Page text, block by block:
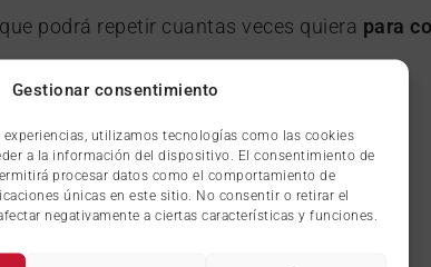
Gestionar consentimiento
experiencias, utilizamos tecnologías como las cookies
a la información del dispositivo. El consentimiento de
procesar datos como el comportamiento de
únicas en este sitio. No consentir o retirar el
negativamente a ciertas características y funciones.
podrá repetir cuantas veces quiera para
especializados.